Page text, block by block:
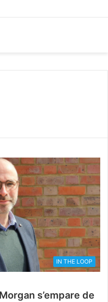
IN THE LOOP
s’empare de